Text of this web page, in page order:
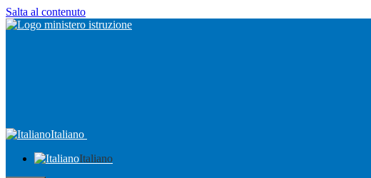
Salta al contenuto
Italiano
Italiano